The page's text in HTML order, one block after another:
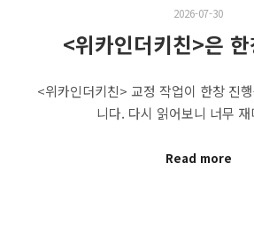
2026-07-30
<위카인더키친>은
<위카인더키친> 교정 작업이 한창 진
니다. 다시 읽어보니 너무
Read more